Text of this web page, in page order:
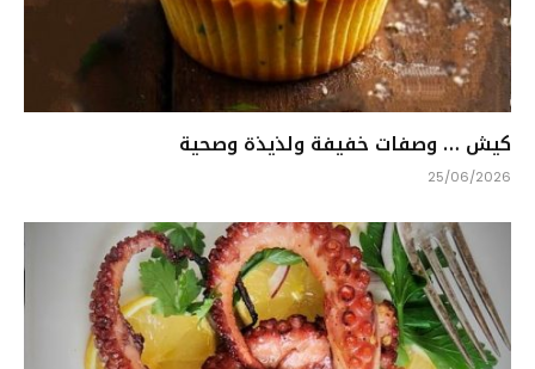
كيش … وصفات خفيفة ولذيذة وصحية
25/06/2026